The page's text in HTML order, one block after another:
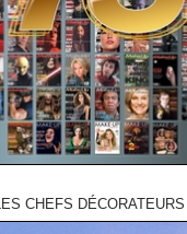
LES CHEFS DÉCORATEURS